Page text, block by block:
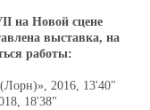
на Новой сцене
выставка, на
работы:
2016, 13'40"
18'38"